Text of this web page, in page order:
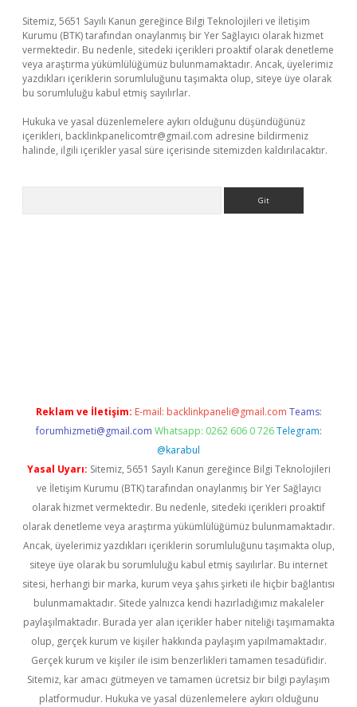
Sitemiz, 5651 Sayılı Kanun gereğince Bilgi Teknolojileri ve İletişim
Kurumu (BTK) tarafından onaylanmış bir Yer Sağlayıcı olarak hizmet
vermektedir. Bu nedenle, sitedeki içerikleri proaktif olarak denetleme
veya araştırma yükümlülüğümüz bulunmamaktadır. Ancak, üyelerimiz
yazdıkları içeriklerin sorumluluğunu taşımakta olup, siteye üye olarak
bu sorumluluğu kabul etmiş sayılırlar.
Hukuka ve yasal düzenlemelere aykırı olduğunu düşündüğünüz
içerikleri, backlinkpanelicomtr@gmail.com adresine bildirmeniz
halinde, ilgili içerikler yasal süre içerisinde sitemizden kaldırılacaktır.
Reklam ve İletişim: E-mail: backlinkpaneli@gmail.com Teams:
forumhizmeti@gmail.com Whatsapp: 0262 606 0 726 Telegram:
@karabul
Yasal Uyarı: Sitemiz, 5651 Sayılı Kanun gereğince Bilgi Teknolojileri
ve İletişim Kurumu (BTK) tarafından onaylanmış bir Yer Sağlayıcı
olarak hizmet vermektedir. Bu nedenle, sitedeki içerikleri proaktif
olarak denetleme veya araştırma yükümlülüğümüz bulunmamaktadır.
Ancak, üyelerimiz yazdıkları içeriklerin sorumluluğunu taşımakta olup,
siteye üye olarak bu sorumluluğu kabul etmiş sayılırlar. Bu internet
sitesi, herhangi bir marka, kurum veya şahıs şirketi ile hiçbir bağlantısı
bulunmamaktadır. Sitede yalnızca kendi hazırladığımız makaleler
paylaşılmaktadır. Burada yer alan içerikler haber niteliği taşımamakta
olup, gerçek kurum ve kişiler hakkında paylaşım yapılmamaktadır.
Gerçek kurum ve kişiler ile isim benzerlikleri tamamen tesadüfidir.
Sitemiz, kar amacı gütmeyen ve tamamen ücretsiz bir bilgi paylaşım
platformudur. Hukuka ve yasal düzenlemelere aykırı olduğunu